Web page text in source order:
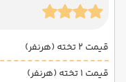
قیمت 2 تخته (هرنفر)
قیمت 1 تخته (هرنفر)